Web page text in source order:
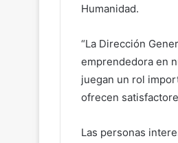
Humanidad.
“La Dirección
emprendedora en
juegan un rol
ofrecen
Las personas